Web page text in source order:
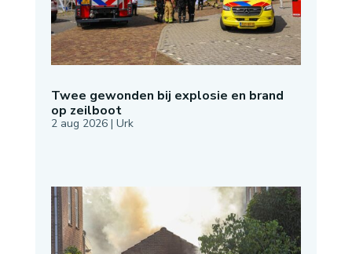
Twee gewonden bij explosie en brand
op zeilboot
2 aug 2026| Urk